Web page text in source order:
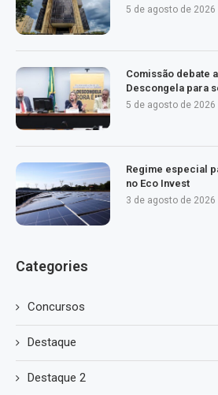
5 de agosto de 2026
Comissão debate
Descongela para
5 de agosto de 2026
Regime especial
no Eco Invest
3 de agosto de 2026
Categories
Concursos
Destaque
Destaque 2